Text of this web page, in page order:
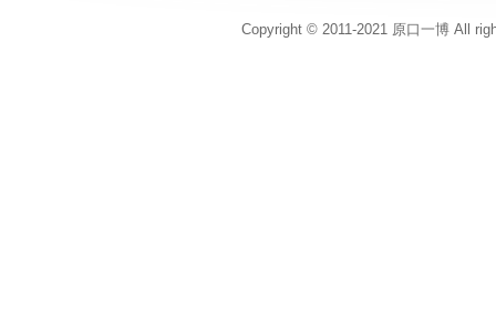
Copyright © 2011-2021 原口一博 All